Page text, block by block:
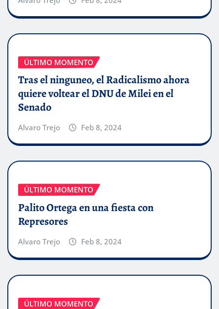
ÚLTIMO MOMENTO
Tras el ninguneo, el Radicalismo ahora
quiere voltear el DNU de Milei en el
Senado
Alvaro Trejo Feb 8, 2024
ÚLTIMO MOMENTO
Palito Ortega en una fiesta con
Represores
Alvaro Trejo Feb 8, 2024
ÚLTIMO MOMENTO